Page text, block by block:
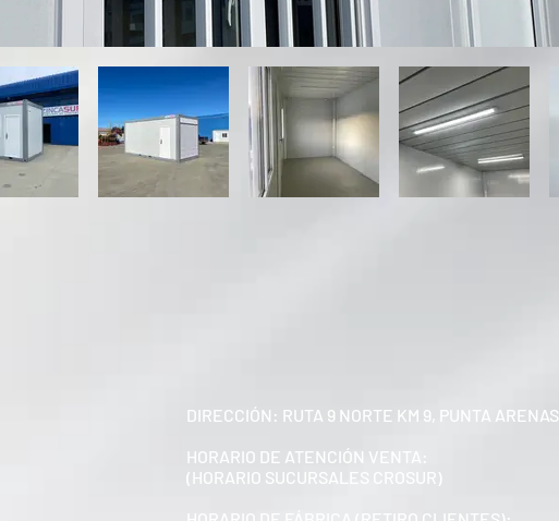
DIRECCIÓN: RUTA 9 NORTE KM 9, PUNTA ARENAS
HORARIO DE ATENCIÓN VENTA:
(HORARIO SUCURSALES CROSUR)